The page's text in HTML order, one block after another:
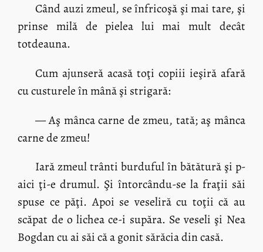
Când auzi zmeul, se înfricoşă şi mai tare, şi
prinse milă de pielea lui mai mult decât
totdeauna.
Cum ajunseră acasă toţi copiii ieşiră afară
cu custurele în mână şi strigară:
— Aş mânca carne de zmeu, tată; aş mânca
carne de zmeu!
Iară zmeul trânti burduful în bătătură şi p-
aici ţi-e drumul. Şi întorcându-se la fraţii săi
spuse ce păţi. Apoi se veseliră cu toţii că au
scăpat de o lichea ce-i supăra. Se veseli şi Nea
Bogdan cu ai săi că a gonit sărăcia din casă.